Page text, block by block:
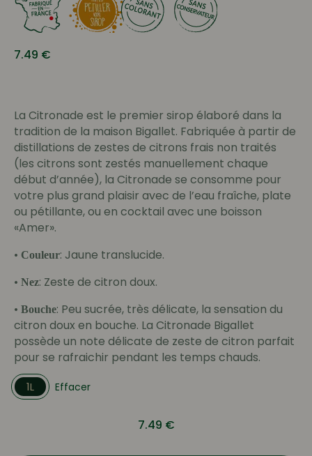
7.49 €
La Citronade est le premier sirop élaboré dans la
tradition de la maison Bigallet. Fabriquée à partir de
distillations de zestes de citrons frais non traités
(les citrons sont zestés manuellement chaque
début d’année), la Citronade se consomme pour
votre plus grand plaisir avec de l’eau fraîche, plate
ou pétillante, ou en cocktail avec une boisson
«Amer».
• Couleur: Jaune translucide.
• Nez: Zeste de citron doux.
• Bouche: Peu sucrée, très délicate, la sensation du
citron doux en bouche. La Citronade Bigallet
possède un note délicate de zeste de citron parfait
pour se rafraichir pendant les temps chauds.
1L Effacer
7.49 €